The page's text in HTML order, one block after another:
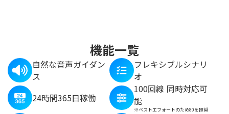
機能一覧
自然な音声ガイダン
ス
フレキシブルシナリ
オ
24時間365日稼働
100回線 同時対応可
能
※ベストエフォートのため80を推奨